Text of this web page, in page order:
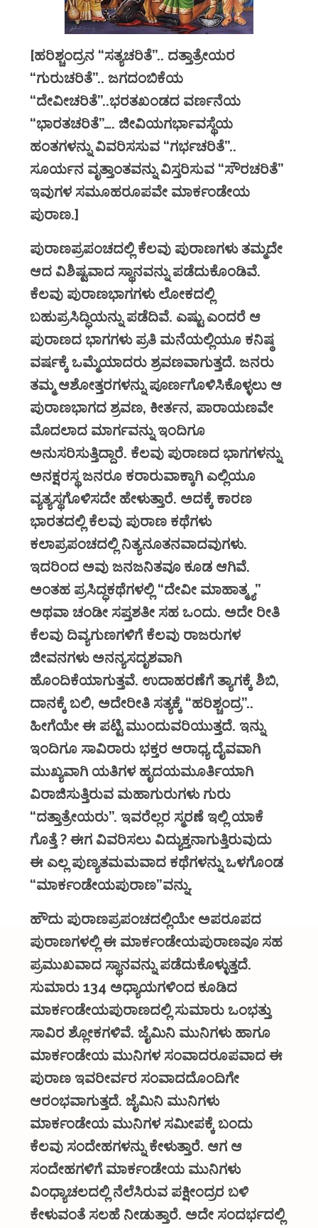
[ಹರಿಶ್ಚಂದ್ರನ “ಸತ್ಯಚರಿತೆ”.. ದತ್ತಾತ್ರೇಯರ
“ಗುರುಚರಿತೆ”.. ಜಗದಂಬಿಕೆಯ
“ದೇವೀಚರಿತೆ”..ಭರತಖಂಡದ ವರ್ಣನೆಯ
“ಭಾರತಚರಿತೆ”…. ಜೀವಿಯಗರ್ಭಾವಸ್ಥೆಯ
ಹಂತಗಳನ್ನು ವಿವರಿಸಸುವ “ಗರ್ಭಚರಿತೆ”..
ಸೂರ್ಯನ ವೃತ್ತಾಂತವನ್ನು ವಿಸ್ತರಿಸುವ “ಸೌರಚರಿತೆ”
ಇವುಗಳ ಸಮೂಹರೂಪವೇ ಮಾರ್ಕಂಡೇಯ
ಪುರಾಣ.]
ಪುರಾಣಪ್ರಪಂಚದಲ್ಲಿ ಕೆಲವು ಪುರಾಣಗಳು ತಮ್ಮದೇ
ಆದ ವಿಶಿಷ್ಟವಾದ ಸ್ಥಾನವನ್ನು ಪಡೆದುಕೊಂಡಿವೆ.
ಕೆಲವು ಪುರಾಣಭಾಗಗಳು ಲೋಕದಲ್ಲಿ
ಬಹುಪ್ರಸಿದ್ಧಿಯನ್ನು ಪಡೆದಿವೆ. ಎಷ್ಟು ಎಂದರೆ ಆ
ಪುರಾಣದ ಭಾಗಗಳು ಪ್ರತಿ ಮನೆಯಲ್ಲಿಯೂ ಕನಿಷ್ಠ
ವರ್ಷಕ್ಕೆ ಒಮ್ಮೆಯಾದರು ಶ್ರವಣವಾಗುತ್ತದೆ. ಜನರು
ತಮ್ಮ ಆಶೋತ್ತರಗಳನ್ನು ಪೂರ್ಣಗೊಳಿಸಿಕೊಳ್ಳಲು ಆ
ಪುರಾಣಭಾಗದ ಶ್ರವಣ, ಕೀರ್ತನ, ಪಾರಾಯಣವೇ
ಮೊದಲಾದ ಮಾರ್ಗವನ್ನು ಇಂದಿಗೂ
ಅನುಸರಿಸುತ್ತಿದ್ದಾರೆ. ಕೆಲವು ಪುರಾಣದ ಭಾಗಗಳನ್ನು
ಅನಕ್ಷರಸ್ಥ ಜನರೂ ಕರಾರುವಾಕ್ಕಾಗಿ ಎಲ್ಲಿಯೂ
ವ್ಯತ್ಯಸ್ಥಗೊಳಿಸದೇ ಹೇಳುತ್ತಾರೆ. ಅದಕ್ಕೆ ಕಾರಣ
ಭಾರತದಲ್ಲಿ ಕೆಲವು ಪುರಾಣ ಕಥೆಗಳು
ಕಲಾಪ್ರಪಂಚದಲ್ಲಿ ನಿತ್ಯನೂತನವಾದವುಗಳು.
ಇದರಿಂದ ಅವು ಜನಜನಿತವೂ ಕೂಡ ಆಗಿವೆ.
ಅಂತಹ ಪ್ರಸಿದ್ಧಕಥೆಗಳಲ್ಲಿ “ದೇವೀ ಮಾಹಾತ್ಮ್ಯ”
ಅಥವಾ ಚಂಡೀ ಸಪ್ತಶತೀ ಸಹ ಒಂದು. ಅದೇ ರೀತಿ
ಕೆಲವು ದಿವ್ಯಗುಣಗಳಿಗೆ ಕೆಲವು ರಾಜರುಗಳ
ಜೀವನಗಳು ಅನನ್ಯಸದೃಶವಾಗಿ
ಹೊಂದಿಕೆಯಾಗುತ್ತವೆ. ಉದಾಹರಣೆಗೆ ತ್ಯಾಗಕ್ಕೆ ಶಿಬಿ,
ದಾನಕ್ಕೆ ಬಲಿ, ಅದೇರೀತಿ ಸತ್ಯಕ್ಕೆ “ಹರಿಶ್ಚಂದ್ರ”..
ಹೀಗೆಯೇ ಈ ಪಟ್ಟಿ ಮುಂದುವರಿಯುತ್ತದೆ. ಇನ್ನು
ಇಂದಿಗೂ ಸಾವಿರಾರು ಭಕ್ತರ ಆರಾಧ್ಯ ದೈವವಾಗಿ
ಮುಖ್ಯವಾಗಿ ಯತಿಗಳ ಹೃದಯಮೂರ್ತಿಯಾಗಿ
ವಿರಾಜಿಸುತ್ತಿರುವ ಮಹಾಗುರುಗಳು ಗುರು
“ದತ್ತಾತ್ರೇಯರು”. ಇವರೆಲ್ಲರ ಸ್ಮರಣೆ ಇಲ್ಲಿ ಯಾಕೆ
ಗೊತ್ತೆ ? ಈಗ ವಿವರಿಸಲು ವಿದ್ಯುಕ್ತನಾಗುತ್ತಿರುವುದು
ಈ ಎಲ್ಲ ಪುಣ್ಯತಮಮವಾದ ಕಥೆಗಳನ್ನು ಒಳಗೊಂಡ
“ಮಾರ್ಕಂಡೇಯಪುರಾಣ”ವನ್ನು.
ಹೌದು ಪುರಾಣಪ್ರಪಂಚದಲ್ಲಿಯೇ ಅಪರೂಪದ
ಪುರಾಣಗಳಲ್ಲಿ ಈ ಮಾರ್ಕಂಡೇಯಪುರಾಣವೂ ಸಹ
ಪ್ರಮುಖವಾದ ಸ್ಥಾನವನ್ನು ಪಡೆದುಕೊಳ್ಳುತ್ತದೆ.
ಸುಮಾರು 134 ಅಧ್ಯಾಯಗಳಿಂದ ಕೂಡಿದ
ಮಾರ್ಕಂಡೇಯಪುರಾಣದಲ್ಲಿ ಸುಮಾರು ಒಂಭತ್ತು
ಸಾವಿರ ಶ್ಲೋಕಗಳಿವೆ. ಜೈಮಿನಿ ಮುನಿಗಳು ಹಾಗೂ
ಮಾರ್ಕಂಡೇಯ ಮುನಿಗಳ ಸಂವಾದರೂಪವಾದ ಈ
ಪುರಾಣ ಇವರೀರ್ವರ ಸಂವಾದದೊಂದಿಗೇ
ಆರಂಭವಾಗುತ್ತದೆ. ಜೈಮಿನಿ ಮುನಿಗಳು
ಮಾರ್ಕಂಡೇಯ ಮುನಿಗಳ ಸಮೀಪಕ್ಕೆ ಬಂದು
ಕೆಲವು ಸಂದೇಹಗಳನ್ನು ಕೇಳುತ್ತಾರೆ. ಆಗ ಆ
ಸಂದೇಹಗಳಿಗೆ ಮಾರ್ಕಂಡೇಯ ಮುನಿಗಳು
ವಿಂಧ್ಯಾಚಲದಲ್ಲಿ ನೆಲೆಸಿರುವ ಪಕ್ಷೀಂದ್ರರ ಬಳಿ
ಕೇಳುವಂತೆ ಸಲಹೆ ನೀಡುತ್ತಾರೆ. ಅದೇ ಸಂದರ್ಭದಲ್ಲಿ